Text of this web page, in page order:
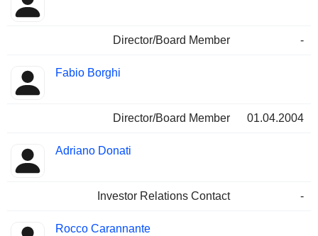
Director/Board Member -
Fabio Borghi
Director/Board Member 01.04.2004
Adriano Donati
Investor Relations Contact -
Rocco Carannante